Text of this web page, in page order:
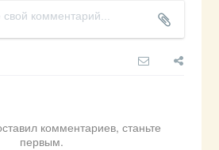
комментариев, станьте
первым.